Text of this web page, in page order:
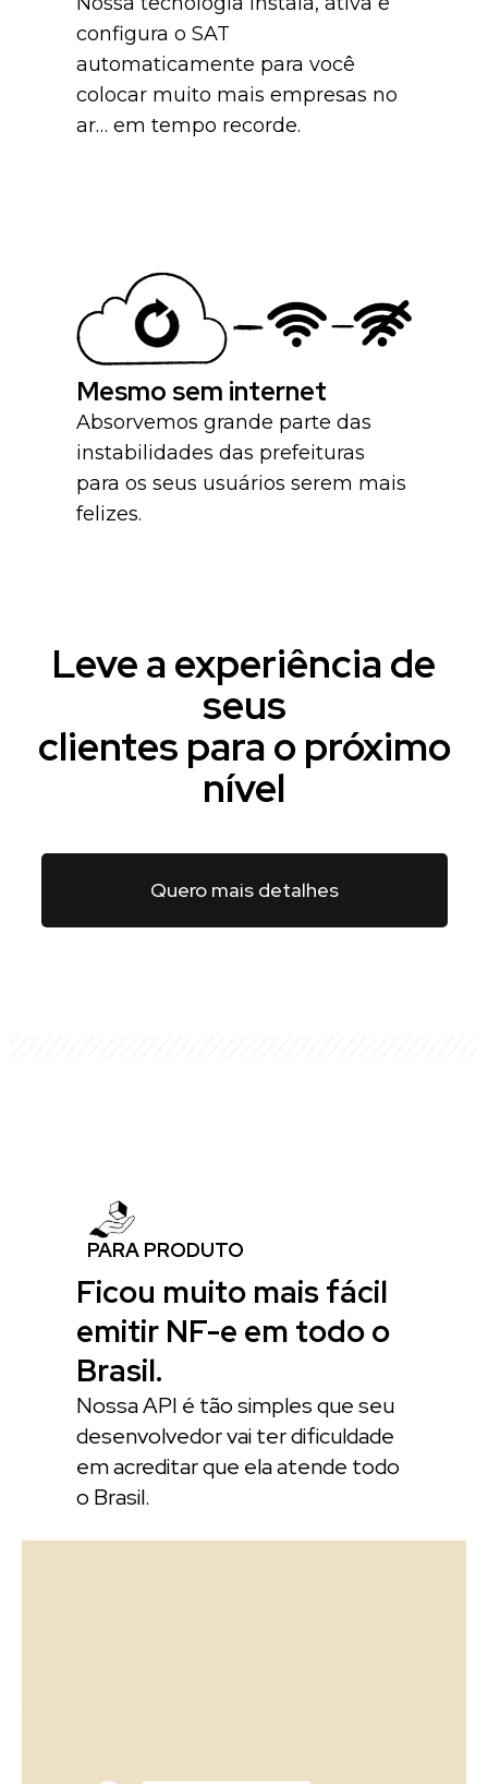
configura o SAT
automaticamente para você
colocar muito mais empresas no
ar… em tempo recorde.
Mesmo sem internet
Absorvemos grande parte das
instabilidades das prefeituras
para os seus usuários serem mais
felizes.
Leve a experiência de
seus
clientes para o próximo
nível
Quero mais detalhes
PARA PRODUTO
Ficou muito mais fácil
emitir NF-e em todo o
Brasil.
Nossa API é tão simples que seu
desenvolvedor vai ter dificuldade
em acreditar que ela atende todo
o Brasil.